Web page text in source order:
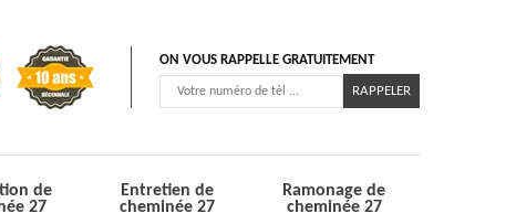
ON VOUS RAPPELLE GRATUITEMENT
de
27
Entretien de
cheminée 27
Ramonage de
cheminée 27